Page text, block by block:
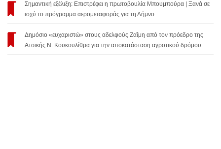
Σημαντική εξέλιξη: Επιστρέφει η πρωτοβουλία Μπουμπούρα | Ξανά σε
ισχύ το πρόγραμμα αερομεταφοράς για τη Λήμνο
Δημόσιο «ευχαριστώ» στους αδελφούς Ζαΐμη από τον πρόεδρο της
Ατσικής Ν. Κουκουλίθρα για την αποκατάσταση αγροτικού δρόμου